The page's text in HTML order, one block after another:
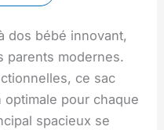
dos bébé innovant,
parents modernes.
ce sac
pour chaque
spacieux se